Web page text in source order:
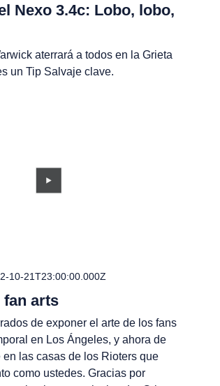
Nexo 3.4c: Lobo, lobo,
aterrará a todos en la Grieta
un Tip Salvaje clave.
10-21T23:00:00.000Z
fan arts
de exponer el arte de los fans
en Los Ángeles, y ahora de
en las casas de los Rioters que
como ustedes. Gracias por